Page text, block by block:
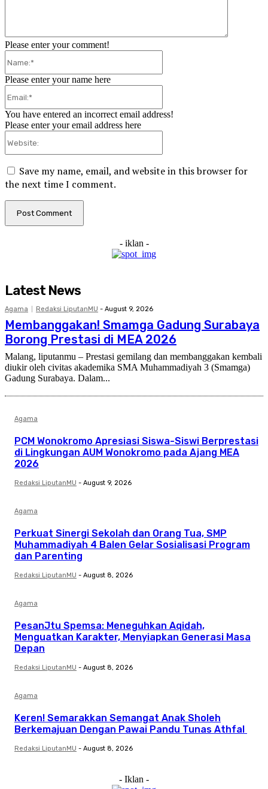
Please enter your comment!
Please enter your name here
You have entered an incorrect email address!
Please enter your email address here
Save my name, email, and website in this browser for
the next time I comment.
- iklan -
Latest News
Agama Redaksi LiputanMU - August 9, 2026
Membanggakan! Smamga Gadung Surabaya
Borong Prestasi di MEA 2026
Malang, liputanmu – Prestasi gemilang dan membanggakan kembali
diukir oleh civitas akademika SMA Muhammadiyah 3 (Smamga)
Gadung Surabaya. Dalam...
Agama
PCM Wonokromo Apresiasi Siswa-Siswi Berprestasi
di Lingkungan AUM Wonokromo pada Ajang MEA
2026
Redaksi LiputanMU - August 9, 2026
Agama
Perkuat Sinergi Sekolah dan Orang Tua, SMP
Muhammadiyah 4 Balen Gelar Sosialisasi Program
dan Parenting
Redaksi LiputanMU - August 8, 2026
Agama
PesanJtu Spemsa: Meneguhkan Aqidah,
Menguatkan Karakter, Menyiapkan Generasi Masa
Depan
Redaksi LiputanMU - August 8, 2026
Agama
Keren! Semarakkan Semangat Anak Sholeh
Berkemajuan Dengan Pawai Pandu Tunas Athfal
Redaksi LiputanMU - August 8, 2026
- Iklan -